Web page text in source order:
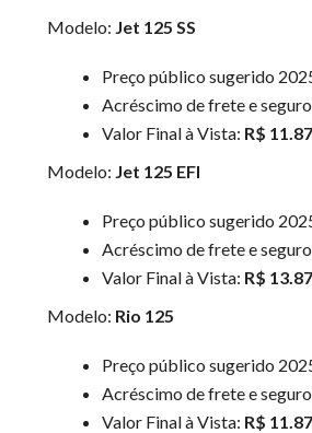
Modelo: Jet 125 SS
Preço público sugerido
Acréscimo de frete e
Valor Final à Vista: R$
Modelo: Jet 125 EFI
Preço público sugerido
Acréscimo de frete e
Valor Final à Vista: R$
Modelo: Rio 125
Preço público sugerido
Acréscimo de frete e
Valor Final à Vista: R$